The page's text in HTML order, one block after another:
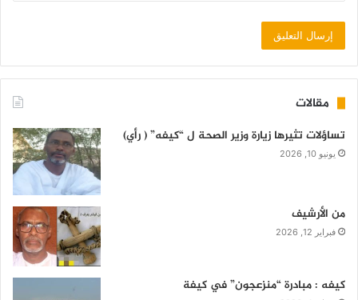
مقالات
تساؤلات تثيرها زيارة وزير الصحة ل “كيفه” ( رأي)
يونيو 10, 2026
من الأرشيف
فبراير 12, 2026
كيفه : مبادرة “منزعجون” في كيفة